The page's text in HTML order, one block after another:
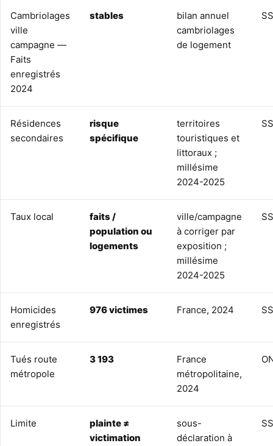
Cambriolages
ville
campagne —
Faits
enregistrés
2024
stables
bilan annuel
cambriolages
de logement
Résidences
secondaires
risque
spécifique
territoires
touristiques et
littoraux ;
millésime
2024-2025
Taux local
faits /
population ou
logements
ville/campagne
à corriger par
exposition ;
millésime
2024-2025
Homicides
enregistrés
976 victimes France, 2024
Tués route
métropole
3 193
France
métropolitaine,
2024
Limite
plainte ≠
victimation
sous-
déclaration à